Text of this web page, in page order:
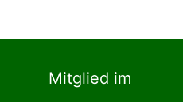
Mitglied im